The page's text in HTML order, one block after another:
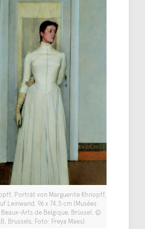
Porträt von Marguerite Khnopff,
Leinwand, 96 x 74,5 cm (Musées
Arts de Belgique, Brüssel, ©
Brussels, Foto: Freya Maes)